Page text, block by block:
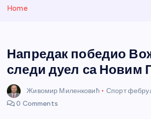
и
Home
Напредак победио
следи дуел са Новим
Живомир Миленковић Спорт
0 Comments